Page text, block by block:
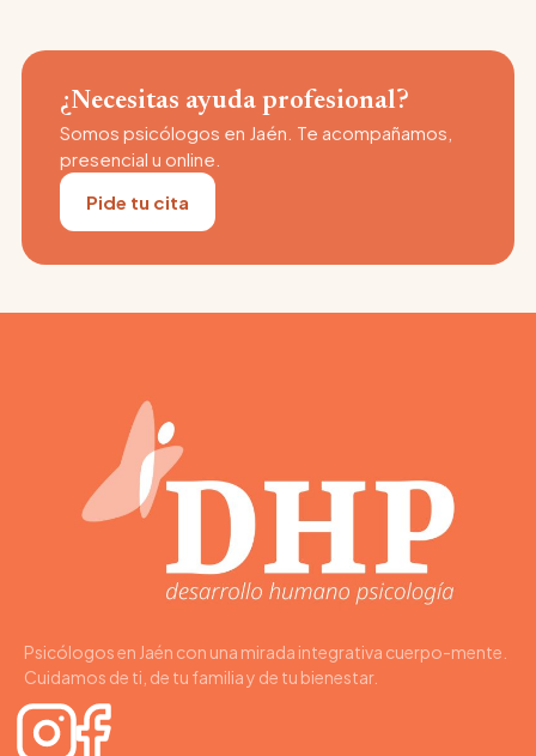
¿Necesitas ayuda profesional?
Somos psicólogos en Jaén. Te acompañamos,
presencial u online.
Pide tu cita
Psicólogos en Jaén con una mirada integrativa cuerpo-mente.
Cuidamos de ti, de tu familia y de tu bienestar.